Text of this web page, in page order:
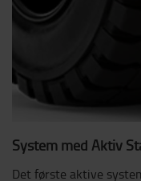
System med Aktiv
Det første aktive